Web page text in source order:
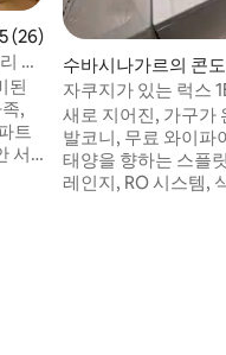
5점(5점 만점), 후기 26개
5 (26)
중
된
,
트
서
수바시나가르의 콘
자쿠지가 있는 럭스
델리
새로 지어진, 가구가
발코니, 무료 와이파
태양을 향하는 스플
레인지, RO 시스템,